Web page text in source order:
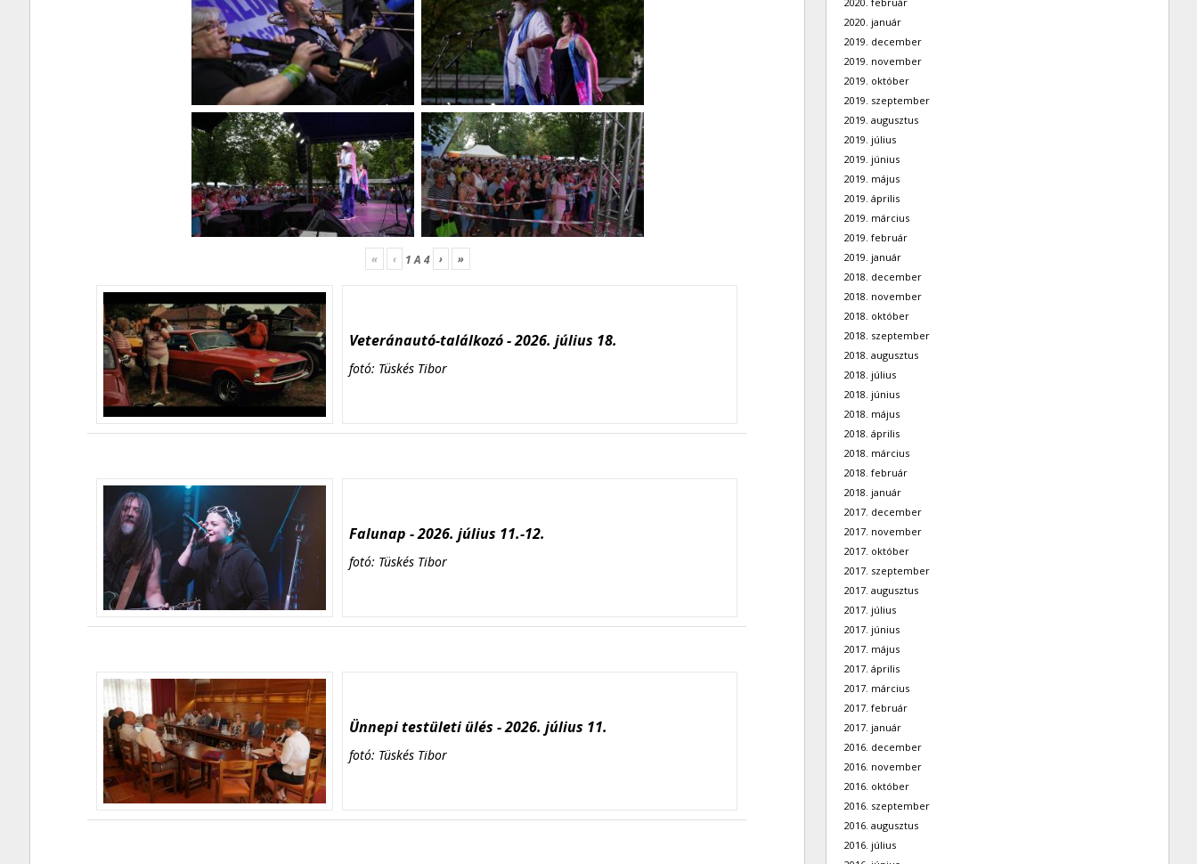
« ‹ 1A 4 › »
Veteránautó-találkozó - 2026. július 18.
fotó: Tüskés Tibor
Falunap - 2026. július 11.-12.
fotó: Tüskés Tibor
Ünnepi testületi ülés - 2026. július 11.
fotó: Tüskés Tibor
2020. január
2019. december
2019. november
2019. október
2019. szeptember
2019. augusztus
2019. július
2019. június
2019. május
2019. április
2019. március
2019. február
2019. január
2018. december
2018. november
2018. október
2018. szeptember
2018. augusztus
2018. július
2018. június
2018. május
2018. április
2018. március
2018. február
2018. január
2017. december
2017. november
2017. október
2017. szeptember
2017. augusztus
2017. július
2017. június
2017. május
2017. április
2017. március
2017. február
2017. január
2016. december
2016. november
2016. október
2016. szeptember
2016. augusztus
2016. július